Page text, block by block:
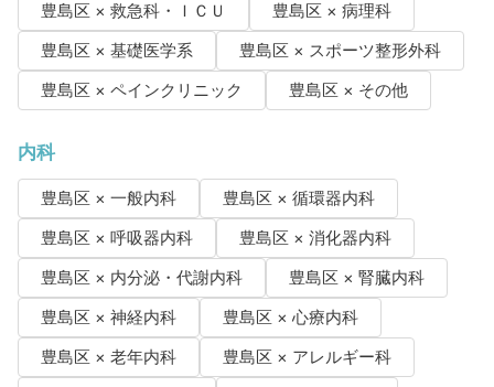
豊島区 × 救急科・ＩＣＵ
豊島区 × 病理科
豊島区 × 基礎医学系
豊島区 × スポーツ整形外科
豊島区 × ペインクリニック
豊島区 × その他
内科
豊島区 × 一般内科
豊島区 × 循環器内科
豊島区 × 呼吸器内科
豊島区 × 消化器内科
豊島区 × 内分泌・代謝内科
豊島区 × 腎臓内科
豊島区 × 神経内科
豊島区 × 心療内科
豊島区 × 老年内科
豊島区 × アレルギー科